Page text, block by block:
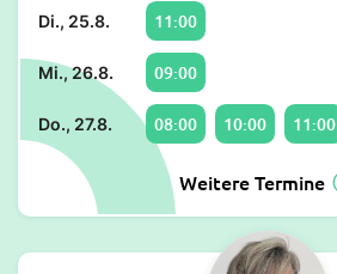
Di., 25.8. 11:00
Mi., 26.8. 09:00
Do., 27.8. 08:00 10:00 11:00
Weitere Termine